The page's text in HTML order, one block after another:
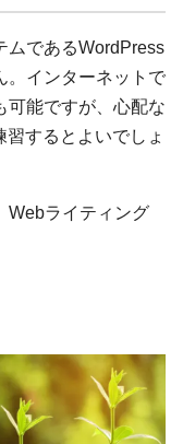
ムであるWordPress
。インターネットで
可能ですが、心配な
するとよいでしょ
Webライティング